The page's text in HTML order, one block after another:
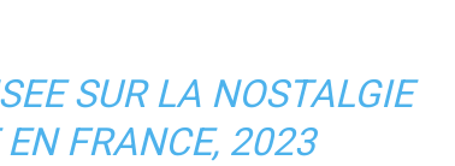
SUR LA NOSTALGIE
FRANCE, 2023